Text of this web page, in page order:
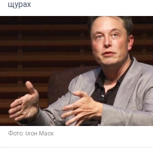
щурах
Фото: Ілон Маск